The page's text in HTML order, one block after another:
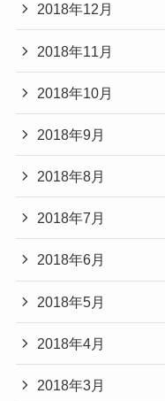
2018年12月
2018年11月
2018年10月
2018年9月
2018年8月
2018年7月
2018年6月
2018年5月
2018年4月
2018年3月